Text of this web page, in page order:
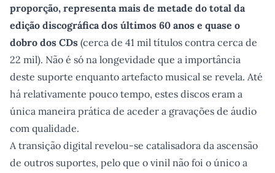
proporção, representa mais de metade do total da
edição discográfica dos últimos 60 anos e quase o
dobro dos CDs (cerca de 41 mil títulos contra cerca de
22 mil). Não é só na longevidade que a importância
deste suporte enquanto artefacto musical se revela. Até
há relativamente pouco tempo, estes discos eram a
única maneira prática de aceder a gravações de áudio
com qualidade.
A transição digital revelou-se catalisadora da ascensão
de outros suportes, pelo que o vinil não foi o único a